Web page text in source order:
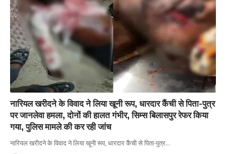
नारियल खरीदने के विवाद ने लिया खूनी रूप, धारदार कैंची से पिता-पुत्र
पर जानलेवा हमला, दोनों की हालत गंभीर, सिम्स बिलासपुर रेफर किया
गया, पुलिस मामले की कर रही जांच
नारियल खरीदने के विवाद ने लिया खूनी रूप, धारदार कैंची से पिता-पुत्र…